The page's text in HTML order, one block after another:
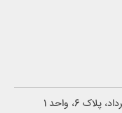
6، واحد 1